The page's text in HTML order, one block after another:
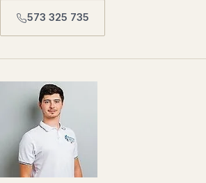
573 325 735